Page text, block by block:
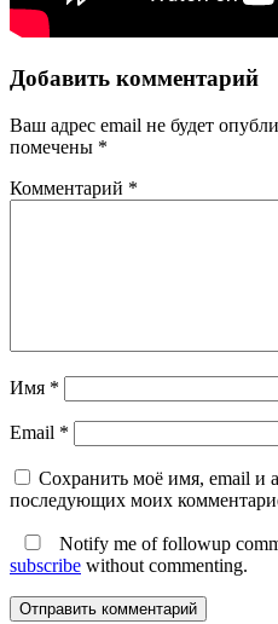
Добавить комментарий
Ваш адрес email не будет
помечены *
Комментарий *
Имя *
Email *
Сохранить моё имя, email и
последующих моих
Notify me of followup
subscribe without commenting.